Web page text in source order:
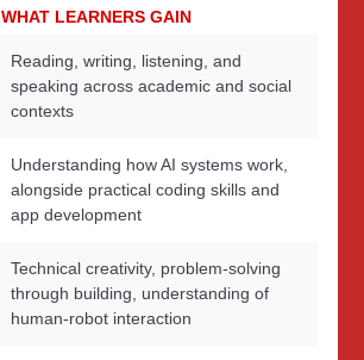
WHAT LEARNERS GAIN
Reading, writing, listening, and
speaking across academic and social
contexts
Understanding how AI systems work,
alongside practical coding skills and
app development
Technical creativity, problem-solving
through building, understanding of
human-robot interaction